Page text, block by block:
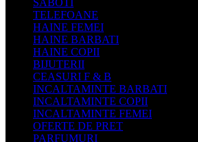
SABOTI
TELEFOANE
HAINE FEMEI
HAINE BARBATI
HAINE COPII
BIJUTERII
CEASURI F & B
INCALTAMINTE BARBATI
INCALTAMINTE COPII
INCALTAMINTE FEMEI
OFERTE DE PRET
PARFUMURI